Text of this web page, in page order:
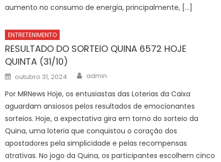
aumento no consumo de energia, principalmente, […]
ENTRETENIMENTO
RESULTADO DO SORTEIO QUINA 6572 HOJE
QUINTA (31/10)
Posted
on
outubro 31, 2024 Author
admin
Por MRNews Hoje, os entusiastas das Loterias da Caixa
aguardam ansiosos pelos resultados de emocionantes
sorteios. Hoje, a expectativa gira em torno do sorteio da
Quina, uma loteria que conquistou o coração dos
apostadores pela simplicidade e pelas recompensas
atrativas. No jogo da Quina, os participantes escolhem cinco